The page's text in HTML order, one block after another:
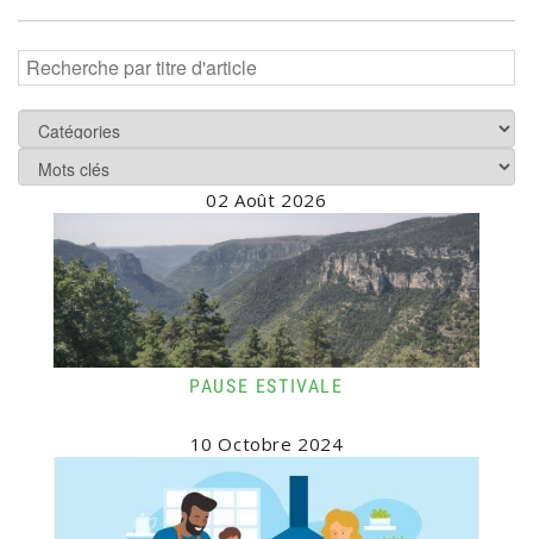
02 Août 2026
PAUSE ESTIVALE
10 Octobre 2024